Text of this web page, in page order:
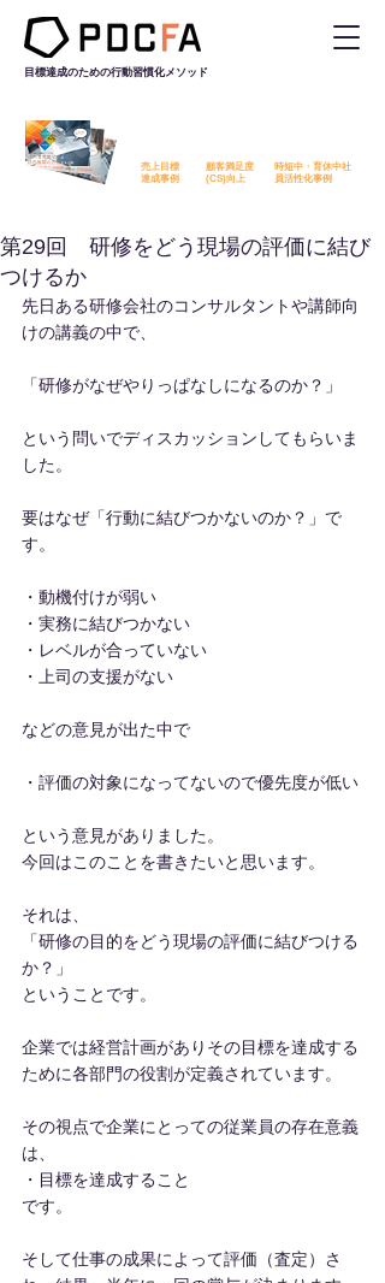
目標達成のための行動習慣化メソッド
売上目標
​達成事例
顧客満足度
​(CS)向上
時短中・育休中社
員活性化事例
第29回 研修をどう現場の評価に結び
つけるか
先日ある研修会社のコンサルタントや講師向
けの講義の中で、
「研修がなぜやりっぱなしになるのか？」
という問いでディスカッションしてもらいま
した。
要はなぜ「行動に結びつかないのか？」で
す。
・動機付けが弱い
・実務に結びつかない
・レベルが合っていない
・上司の支援がない
などの意見が出た中で
・評価の対象になってないので優先度が低い
という意見がありました。
今回はこのことを書きたいと思います。
それは、
「研修の目的をどう現場の評価に結びつける
か？」
ということです。
企業では経営計画がありその目標を達成する
ために各部門の役割が定義されています。
その視点で企業にとっての従業員の存在意義
は、
・目標を達成すること
です。
そして仕事の成果によって評価（査定）さ